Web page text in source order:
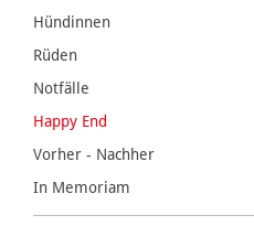
Hündinnen
Rüden
Notfälle
Happy End
Vorher - Nachher
In Memoriam